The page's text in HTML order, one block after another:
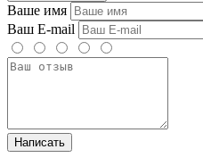
Ваше имя
Ваш E-mail
Написать